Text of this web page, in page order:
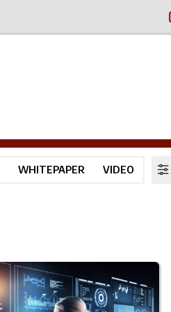
WHITEPAPER VIDEO